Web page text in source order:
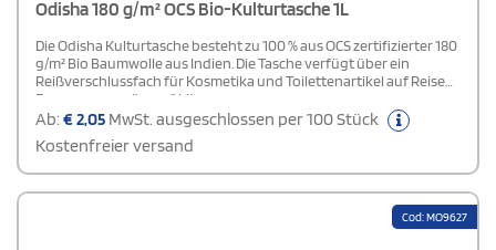
Odisha 180 g/m² OCS Bio-Kulturtasche 1L
Die Odisha Kulturtasche besteht zu 100 % aus OCS zertifizierter 180
g/m² Bio Baumwolle aus Indien. Die Tasche verfügt über ein
Reißverschlussfach für Kosmetika und Toilettenartikel auf Reisen.
Fassungsvermögen: 1 Liter.
Ab:€2,05 MwSt. ausgeschlossen per 100 Stück
Kostenfreier versand
Cod: MO9627